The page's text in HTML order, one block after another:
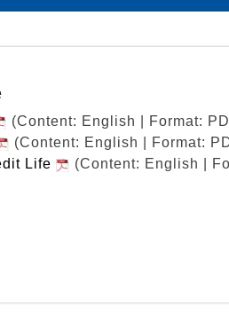
(Content: English | Format:
(Content: English | Format:
Life
(Content: English |